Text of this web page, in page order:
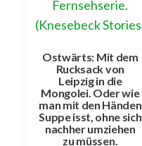
Ostwärts: Mit dem
Rucksack von
Leipzig in die
Mongolei. Oder wie
man mit den Händen
Suppe isst, ohne sich
nachher umziehen
zu müssen.